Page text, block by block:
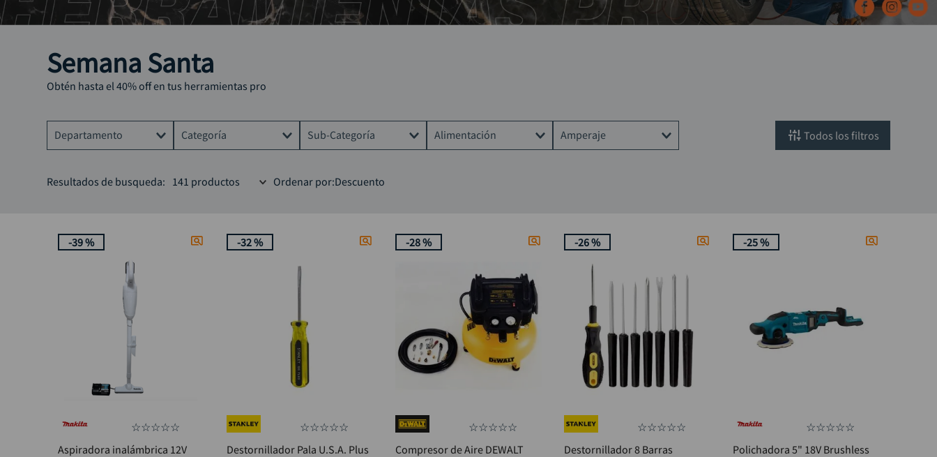
Semana Santa
Obtén hasta el 40% off en tus herramientas pro
Departamento
Herramientas
Pintura
Categoría
Llaves
Otras herramientas eléctricas
Herramientas Automotrices
Accesorios automóviles
Hidrolavadoras y limpiadores
Sub-Categoría
Polichadoras
Otras llaves
Taladros electricos
Alimentación
Neumática
Amperaje filtros
Resultados de busqueda: 141 productos Ordenar por Descuento
-39 %
☆☆☆☆☆
Aspiradora inalámbrica 12V
-32 %
☆☆☆☆☆
Destornillador Pala U.S.A. Plus
-28 %
☆☆☆☆☆
Compresor de Aire DEWALT
-26 %
☆☆☆☆☆
Destornillador 8 Barras
-25 %
☆☆☆☆☆
Polichadora 5" 18V Brushless
7. broca